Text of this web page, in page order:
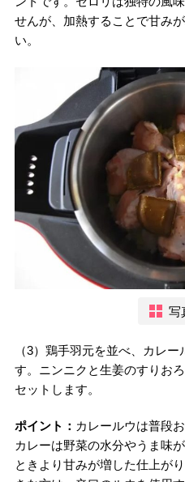
せんが、加熱することで甘み
い。
写
（3）鶏手羽元を並べ、カレ
す。ニンニクと生姜のすりお
セットします。
ポイント： カレールウは普段
カレーは野菜の水分やうま味
ときより甘みが増した仕上が